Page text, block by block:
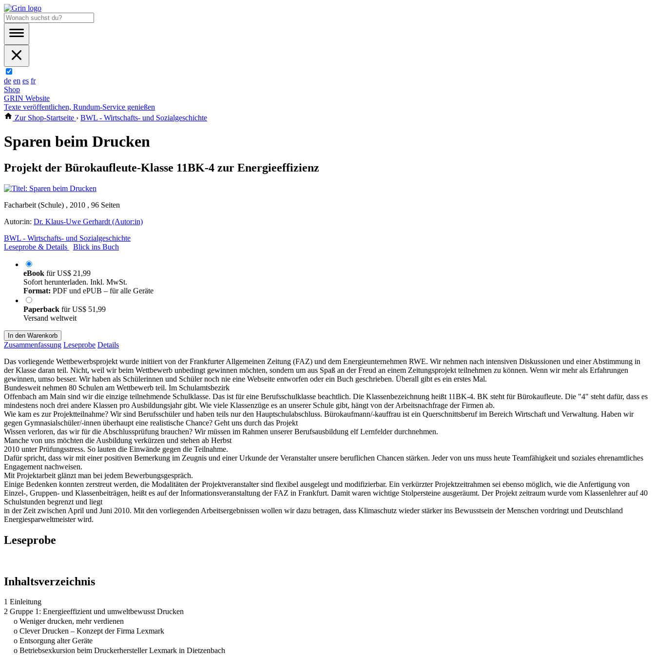
de en es fr
Shop
GRIN Website
Texte veröffentlichen, Rundum-Service genießen
Zur Shop-Startseite › BWL - Wirtschafts- und Sozialgeschichte
Sparen beim Drucken
Projekt der Bürokaufleute-Klasse 11BK-4 zur Energieeffizienz
Facharbeit (Schule) , 2010 , 96 Seiten
Autor:in: Dr. Klaus-Uwe Gerhardt (Autor:in)
BWL - Wirtschafts- und Sozialgeschichte
Leseprobe & Details
Blick ins Buch
eBook fürUS$ 21,99
Sofort herunterladen. Inkl. MwSt.
Format: PDF und ePUB – für alle Geräte
Paperback fürUS$ 51,99
Versand weltweit
In den Warenkorb
Zusammenfassung Leseprobe Details
Das vorliegende Wettbewerbsprojekt wurde initiiert von der Frankfurter Allgemeinen Zeitung (FAZ) und dem Energieunternehmen RWE. Wir nehmen nach intensiven Diskussionen und einer Abstimmung in
der Klasse daran teil. Nicht, weil wir beim Wettbewerb unbedingt gewinnen möchten, sondern um aus Spaß an der Freud an einem Zeitungsprojekt teilnehmen zu können. Wenn wir mehr als Erfahrungen
gewinnen, umso besser. Wir haben als Schülerinnen und Schüler noch nie eine Webseite entworfen oder ein Buch geschrieben. Überall gibt es ein erstes Mal.
Bundesweit nehmen 80 Schulen am Wettbewerb teil. Im Schulamtsbezirk
Offenbach am Main sind wir die einzige teilnehmende Schulklasse. Das ist für eine Berufsschulklasse beachtlich. Die Klassenbezeichnung heißt 11BK-4. BK steht für Bürokaufleute. Die "4" steht dafür, dass es
mindestens noch drei andere Klassen pro Ausbildungsjahr gibt. Wie viele Klassenzüge es an unserer Schule gibt, hängt von der Arbeitsnachfrage der Firmen ab.
Wie kam es zur Projektteilnahme? Wir sind Berufsschüler und haben teils nur den Hauptschulabschluss. Bürokaufmann/-kauffrau ist ein Querschnittsberuf im Bereich Wirtschaft und Verwaltung. Haben wir
gegen Gymnasialschüler/-innen überhaupt eine realistische Chance? Geht uns durch das Projekt
Wissen verloren, das wir für die Abschlussprüfung brauchen? Wir müssen im Rahmen unserer Berufsausbildung elf Lernfelder durchnehmen.
Manche von uns möchten die Ausbildung verkürzen und stehen ab Herbst
2010 unter Prüfungsstress. So lauten die Einwände gegen die Teilnahme.
Dafür spricht, dass wir mit einer positiven Bemerkung im Zeugnis und einer Urkunde der Veranstalter unsere beruflichen Chancen stärken. Jeder von uns muss heute Teamfähigkeit und soziales ehrenamtliches
Engagement nachweisen.
Mit Projektarbeit glänzt man bei jedem Bewerbungsgespräch.
Einige Bedenken konnten zerstreut werden, die Modalitäten der Projektveranstalter sind flexibel ausgelegt und modifizierbar. Ein verkürzter Projektzeitrahmen sei ebenso möglich, wie die Anfertigung von
Einzel-, Gruppen- und Klassenbeiträgen, heißt es auf der Informationsveranstaltung der FAZ in Frankfurt. Damit waren wichtige Stolpersteine ausgeräumt. Der Projekt zeitraum wurde vom Klassenlehrer auf 40
Schulstunden begrenzt und liegt
in der Zeit zwischen April und Juni 2010. Mit den vorliegenden Arbeitsergebnissen wollen wir dazu betragen, dass Klimaschutz wieder stärker ins Bewusstsein der Menschen vordringt und Deutschland
Energiesparweltmeister wird.
Leseprobe
Inhaltsverzeichnis
1 Einleitung
2 Gruppe 1: Energieeffizient und umweltbewusst Drucken
o Weniger drucken, mehr verdienen
o Clever Drucken – Konzept der Firma Lexmark
o Entsorgung alter Geräte
o Betriebsexkursion beim Druckerhersteller Lexmark in Dietzenbach